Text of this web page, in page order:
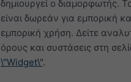
δημιουργεί ο διαμορφωτής.
είναι δωρεάν για εμπορική
εμπορική χρήση. Δείτε
όρους και συστάσεις στη
\"Widget\".